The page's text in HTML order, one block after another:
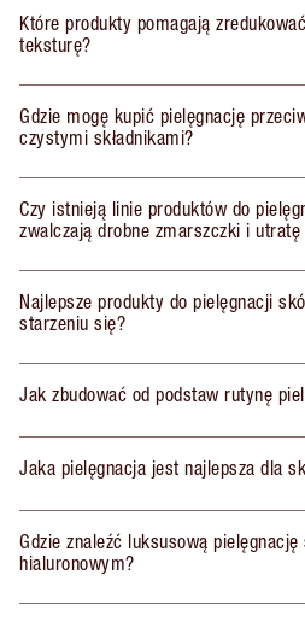
Które produkty pomagają
teksturę?
Gdzie mogę kupić pielęgnację
czystymi składnikami?
Czy istnieją linie produktów do
zwalczają drobne zmarszczki i
Najlepsze produkty do pielęgnacji
starzeniu się?
Jak zbudować od podstaw rutynę
Jaka pielęgnacja jest najlepsza dla
Gdzie znaleźć luksusową
hialuronowym?